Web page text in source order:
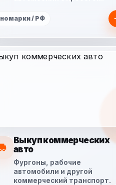
/ РФ
Выкуп коммерческих
авто
Фургоны, рабочие
автомобили и другой
коммерческий транспорт.